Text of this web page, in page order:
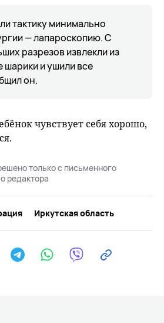
тактику минимально
— лапароскопию. С
разрезов извлекли из
шарики и ушили все
он.
чувствует себя хорошо,
только с письменного
редактора
Иркутская область